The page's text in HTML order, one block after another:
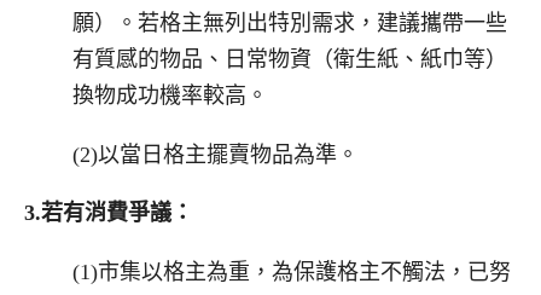
願）。若格主無列出特別需求，建議攜帶一些
有質感的物品、日常物資（衛生紙、紙巾等）
換物成功機率較高。
(2)以當日格主擺賣物品為準。
3.若有消費爭議：
(1)市集以格主為重，為保護格主不觸法，已努